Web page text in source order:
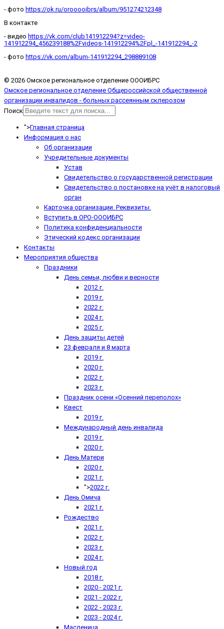
- фото https://ok.ru/orooooibrs/album/951274212348
В контакте
- видео https://vk.com/club141912294?z=video-
141912294_456239188%2Fvideos-141912294%2Fpl_-141912294_-2
- фото https://vk.com/album-141912294_298889108
© 2026 Омское региональное отделение ОООИБРС
Омское региональное отделение Общероссийской общественной
организации инвалидов - больных рассеянным склерозом
Поиск
">Главная страница
Информация о нас
Об организации
Учредительные документы
Устав
Свидетельство о государственной регистрации
Свидетельство о постановке на учёт в налоговый
орган
Карточка организации. Реквизиты.
Вступить в ОРО-ОООИБРС
Политика конфиденциальности
Этический кодекс организации
Контакты
Мероприятия общества
Праздники
День семьи, любви и верности
2012 г.
2019 г.
2022 г.
2024 г.
2025 г.
День защиты детей
23 февраля и 8 марта
2019 г.
2020 г.
2022 г.
2023 г.
Праздник осени «Осенний переполох»
Квест
2019 г.
Международный день инвалида
2019 г.
2020 г.
День Матери
2020 г.
2021 г.
">2022 г.
День Омича
2021 г.
Рождество
2021 г.
2022 г.
2023 г.
2024 г.
Новый год
2018 г.
2020 - 2021 г.
2021 - 2022 г.
2022 - 2023 г.
2023 - 2024 г.
Масленица